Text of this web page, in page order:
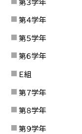
第４学年
第５学年
第６学年
Ｅ組
第７学年
第８学年
第９学年